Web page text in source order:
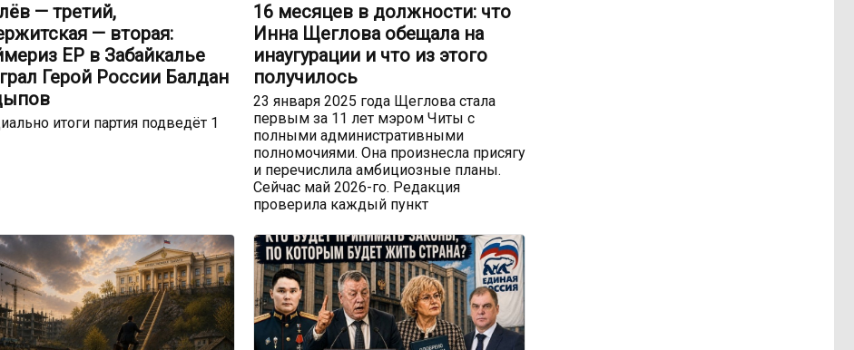
— третий,
— вторая:
ЕР в Забайкалье
Герой России Балдан
итоги партия подведёт 1
16 месяцев в должности: что
Инна Щеглова обещала на
инаугурации и что из этого
получилось
23 января 2025 года Щеглова стала
первым за 11 лет мэром Читы с
полными административными
полномочиями. Она произнесла присягу
и перечислила амбициозные планы.
Сейчас май 2026-го. Редакция
проверила каждый пункт